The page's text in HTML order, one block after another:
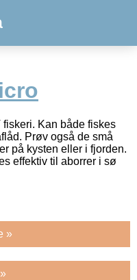
Kan både fiskes
Prøv også de små
på kysten eller i fjorden.
effektiv til aborrer i sø
»